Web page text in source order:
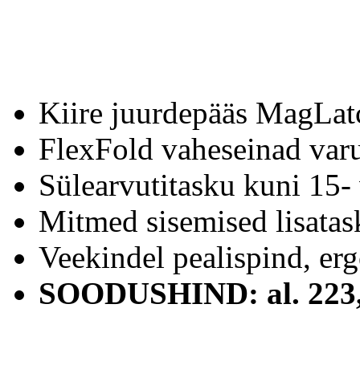
Kiire juurdepääs
FlexFold vaheseinad
Sülearvutitasku kuni
Mitmed sisemised
Veekindel pealispind,
SOODUSHIND: al.